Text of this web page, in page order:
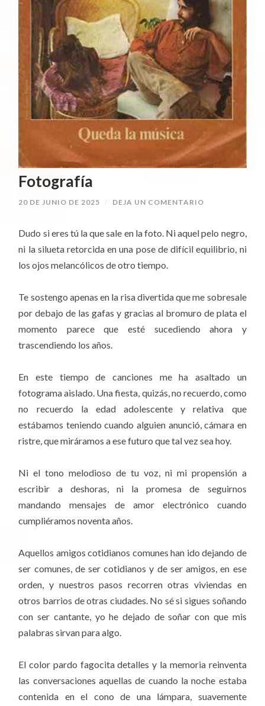
Fotografía
20 DE JUNIO DE 2025 / DEJA UN COMENTARIO
Dudo si eres tú la que sale en la foto. Ni aquel pelo negro,
ni la silueta retorcida en una pose de difícil equilibrio, ni
los ojos melancólicos de otro tiempo.
Te sostengo apenas en la risa divertida que me sobresale
por debajo de las gafas y gracias al bromuro de plata el
momento parece que esté sucediendo ahora y
trascendiendo los años.
En este tiempo de canciones me ha asaltado un
fotograma aislado. Una fiesta, quizás, no recuerdo, como
no recuerdo la edad adolescente y relativa que
estábamos teniendo cuando alguien anunció, cámara en
ristre, que miráramos a ese futuro que tal vez sea hoy.
Ni el tono melodioso de tu voz, ni mi propensión a
escribir a deshoras, ni la promesa de seguirnos
mandando mensajes de amor electrónico cuando
cumpliéramos noventa años.
Aquellos amigos cotidianos comunes han ido dejando de
ser comunes, de ser cotidianos y de ser amigos, en ese
orden, y nuestros pasos recorren otras viviendas en
otros barrios de otras ciudades. No sé si sigues soñando
con ser cantante, yo he dejado de soñar con que mis
palabras sirvan para algo.
El color pardo fagocita detalles y la memoria reinventa
las conversaciones aquellas de cuando la noche estaba
contenida en el cono de una lámpara, suavemente